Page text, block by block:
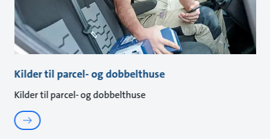
Kilder til parcel- og dobbelthuse
Kilder til parcel- og dobbelthuse